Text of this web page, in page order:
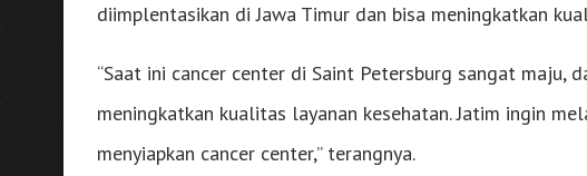
diimplentasikan di Jawa Timur dan bisa meningkatkan
“Saat ini cancer center di Saint Petersburg sangat maju,
meningkatkan kualitas layanan kesehatan. Jatim ingin
menyiapkan cancer center,” terangnya.